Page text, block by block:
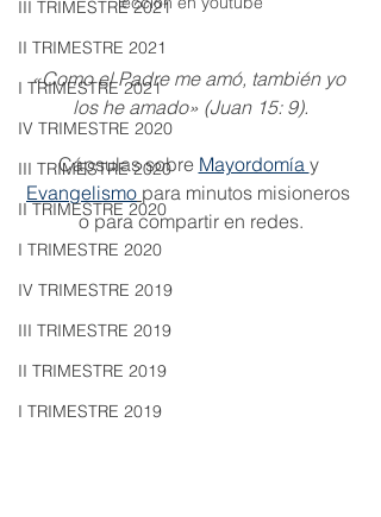
III TRIMESTRE 2021
II TRIMESTRE 2021
I TRIMESTRE 2021
IV TRIMESTRE 2020
III TRIMESTRE 2020
II TRIMESTRE 2020
I TRIMESTRE 2020
IV TRIMESTRE 2019
III TRIMESTRE 2019
II TRIMESTRE 2019
I TRIMESTRE 2019
«Como el Padre me amó, también yo
los he amado» (Juan 15: 9).
Cápsulas sobre Mayordomía y
Evangelismo para minutos misioneros
o para compartir en redes.